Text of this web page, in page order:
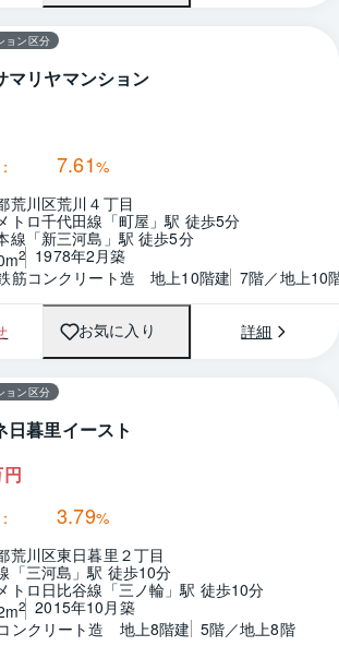
ョン区分
マリヤマンション
7.61%
荒川区荒川４丁目
トロ千代田線「町屋」駅 徒歩5分
線「新三河島」駅 徒歩5分
2
1978年2月築
筋コンクリート造　地上10階建 7階／地上10
お気に入り 詳細
1 / 0 間取り
ョン区分
日暮里イースト
3.79%
荒川区東日暮里２丁目
「三河島」駅 徒歩10分
トロ日比谷線「三ノ輪」駅 徒歩10分
2 2015年10月築
ンクリート造　地上8階建 5階／地上8階